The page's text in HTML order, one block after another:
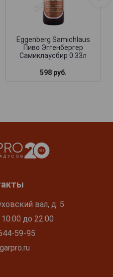
Eggenberg Samichlaus
Пиво Эггенбергер
Самиклаусбир 0.33л
598 руб.
вал, д. 5
до 22:00
59-95